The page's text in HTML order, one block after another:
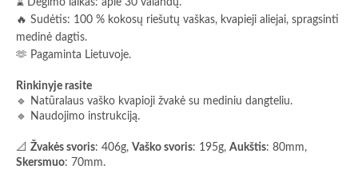
⌛ Degimo laikas: apie 30 valandų.
🔥 Sudėtis: 100 % kokosų riešutų vaškas, kvapieji aliejai, spragsinti
medinė dagtis.
🫶 Pagaminta Lietuvoje.
Rinkinyje rasite
🔹 Natūralaus vaško kvapioji žvakė su mediniu dangteliu.
🔹 Naudojimo instrukciją.
📐 Žvakės svoris: 406g, Vaško svoris: 195g, Aukštis: 80mm,
Skersmuo: 70mm.